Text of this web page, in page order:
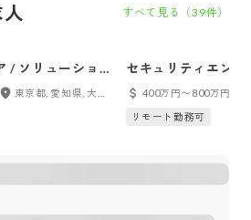
すべて見る（39件）
/ ソリューショ
セキュリティエンジ
400万円〜800万円
リモート勤務可